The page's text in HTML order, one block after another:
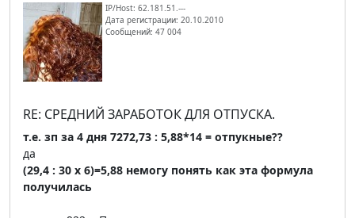
IP/Host: 62.181.51.---
Дата регистрации: 20.10.2010
Сообщений: 47 004
RE: СРЕДНИЙ ЗАРАБОТОК ДЛЯ ОТПУСКА.
т.е. зп за 4 дня 7272,73 : 5,88*14 = отпукные??
да
(29,4 : 30 х 6)=5,88 немогу понять как эта формула
получилась